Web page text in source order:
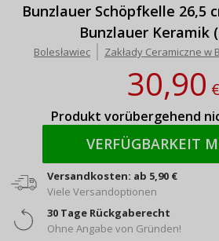
Bunzlauer Schöpfkelle 26,5
Bunzlauer Keramik
Bolesławiec Zakłady Ceramiczne w
30,90€
Produkt vorübergehend
VERFÜGBARKEIT
Versandkosten: ab 5,90 €
Viele Versandoptionen
30 Tage Rückgaberecht
Ohne Angabe von Gründen!